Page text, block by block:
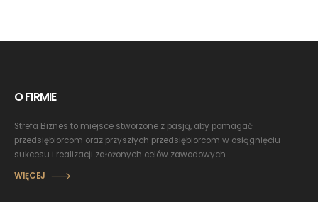
O FIRMIE
Strefa Biznes to miejsce stworzone z pasją, aby pomagać
przedsiębiorcom oraz przyszłych przedsiębiorcom w osiągnięciu
sukcesu i realizacji założonych celów zawodowych. ...
WIĘCEJ